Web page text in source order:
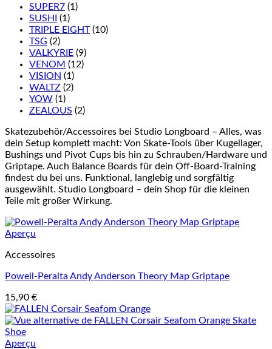
SUPER7 (1)
SUSHI
(1)
TRIPLE EIGHT (10)
TSG (2)
VALKYRIE (9)
VENOM (12)
VISION (1)
WALTZ (2)
YOW (1)
ZEALOUS (2)
Skatezubehör/Accessoires bei Studio Longboard – Alles, was
dein Setup komplett macht: Von Skate-Tools über Kugellager,
Bushings und Pivot Cups bis hin zu Schrauben/Hardware und
Griptape. Auch Balance Boards für dein Off-Board-Training
findest du bei uns. Funktional, langlebig und sorgfältig
ausgewählt. Studio Longboard – dein Shop für die kleinen
Teile mit großer Wirkung.
Aperçu
Accessoires
Powell-Peralta Andy Anderson Theory Map Griptape
15,90 €
Aperçu